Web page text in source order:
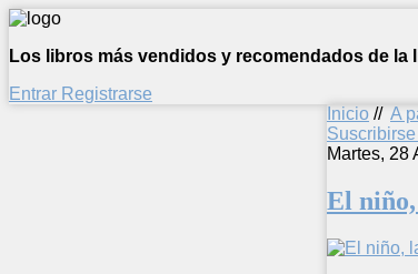
Los libros más vendidos y recomendados de la
Entrar Registrarse
Inicio // A
Martes, 28
El